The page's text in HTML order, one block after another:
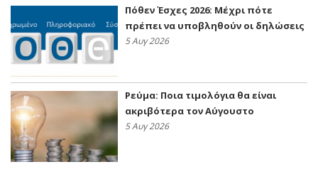
Πόθεν Έσχες 2026: Μέχρι πότε
πρέπει να υποβληθούν οι δηλώσεις
5 Αυγ 2026
Ρεύμα: Ποια τιμολόγια θα είναι
ακριβότερα τον Αύγουστο
5 Αυγ 2026